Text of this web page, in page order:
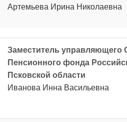
Артемьева Ирина Николаевна
Заместитель управляющего
Пенсионного фонда
Псковской области
Иванова Инна Васильевна